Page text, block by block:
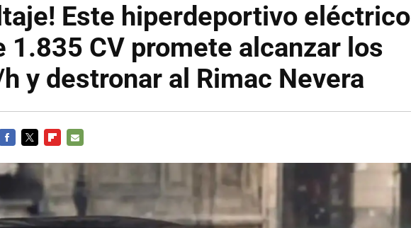
Este hiperdeportivo eléctrico
1.835 CV promete alcanzar los
y destronar al Rimac Nevera